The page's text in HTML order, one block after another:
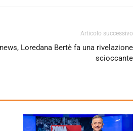
Articolo successivo
Loredana Bertè fa una rivelazione
scioccante